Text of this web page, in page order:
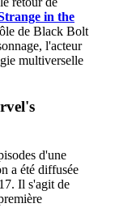
in the
de Black Bolt
l'acteur
multiverselle
d'une
a été diffusée
Il s'agit de